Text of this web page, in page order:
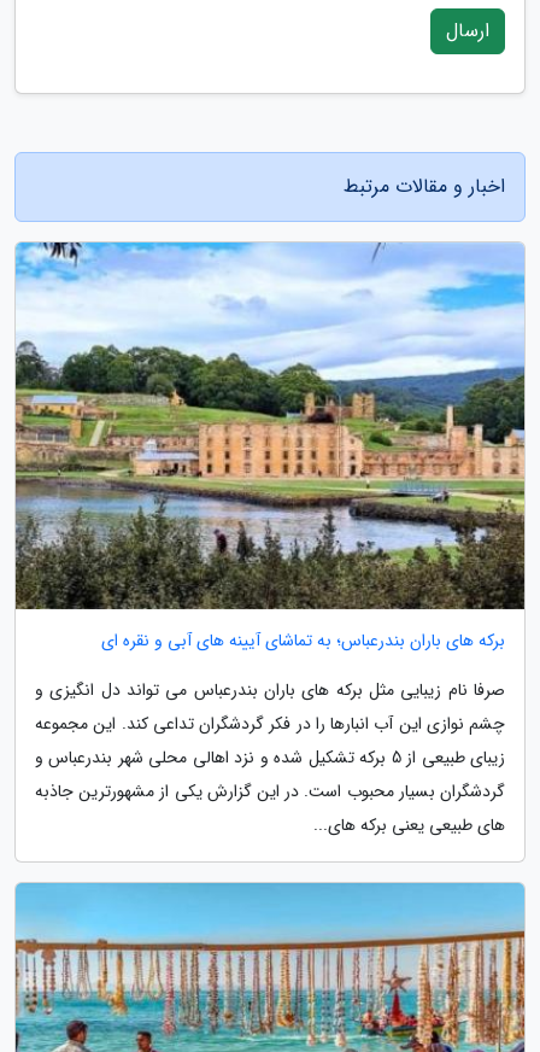
ارسال
اخبار و مقالات مرتبط
برکه های باران بندرعباس؛ به تماشای آیینه های آبی و نقره ای
صرفا نام زیبایی مثل برکه های باران بندرعباس می تواند دل انگیزی و
چشم نوازی این آب انبارها را در فکر گردشگران تداعی کند. این مجموعه
زیبای طبیعی از 5 برکه تشکیل شده و نزد اهالی محلی شهر بندرعباس و
گردشگران بسیار محبوب است. در این گزارش یکی از مشهورترین جاذبه
های طبیعی یعنی برکه های...